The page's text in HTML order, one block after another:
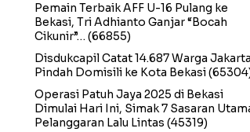
Pemain Terbaik AFF U-16 Pulang ke
Bekasi, Tri Adhianto Ganjar “Bocah
Cikunir”… (66855)
Disdukcapil Catat 14.687 Warga Jakarta
Pindah Domisili ke Kota Bekasi
Operasi Patuh Jaya 2025 di Bekasi
Dimulai Hari Ini, Simak 7 Sasaran
Pelanggaran Lalu Lintas (45319)